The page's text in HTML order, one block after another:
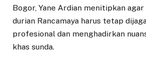
Bogor, Yane Ardian menitipkan
durian Rancamaya harus tetap
profesional dan menghadirkan
khas sunda.